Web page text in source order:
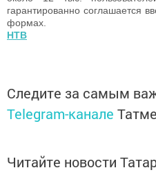
гарантированно соглашается
формах.
НТВ
Следите за самым
Telegram-канале
Читайте новости